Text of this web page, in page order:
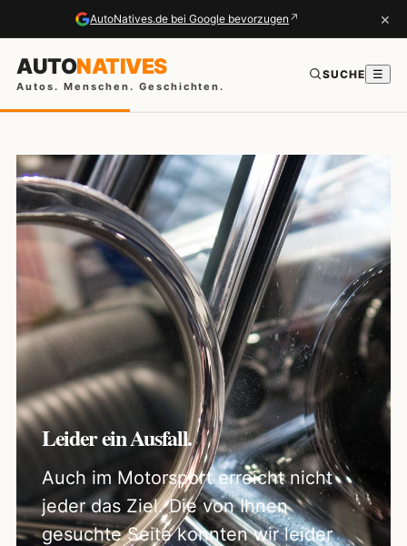
AutoNatives.de bei Google bevorzugen ↗ ×
AUTONATIVES
Autos. Menschen. Geschichten.
SUCHE ☰
Leider ein Ausfall.
Auch im Motorsport erreicht nicht
jeder das Ziel. Die von Ihnen
gesuchte Seite konnten wir leider